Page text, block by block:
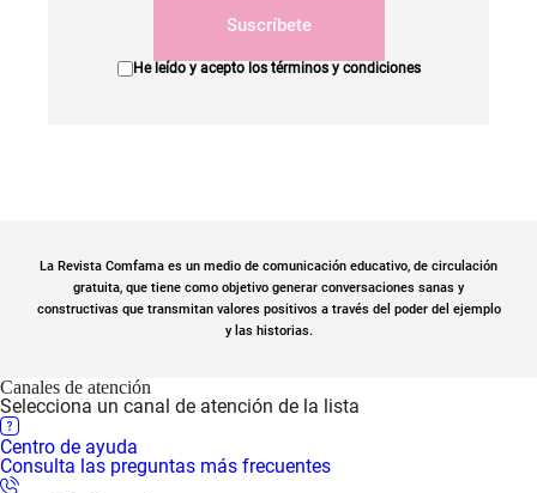
Suscríbete
He leído y acepto los términos y condiciones
La Revista Comfama es un medio de comunicación educativo, de circulación
gratuita, que tiene como objetivo generar conversaciones sanas y
constructivas que transmitan valores positivos a través del poder del ejemplo
y las historias.
Canales de atención
Selecciona un canal de atención de la lista
Centro de ayuda
Consulta las preguntas más frecuentes